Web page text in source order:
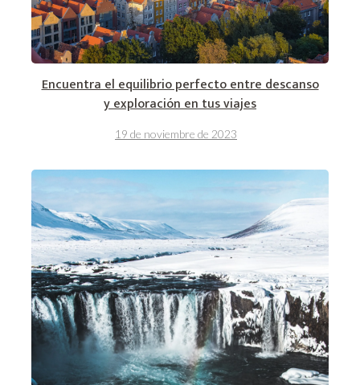
Encuentra el equilibrio perfecto entre descanso
y exploración en tus viajes
19 de noviembre de 2023